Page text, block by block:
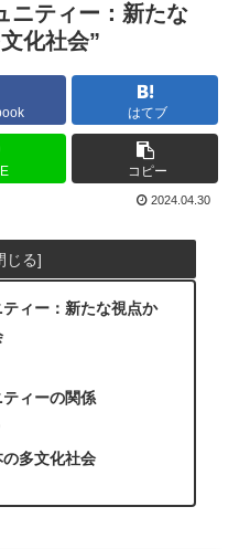
ニティー：新たな
化社会”
はてブ
コピー
2024.04.30
ィー：新たな視点か
ィーの関係
多文化社会